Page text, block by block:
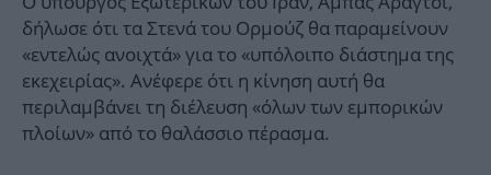
δήλωσε ότι τα Στενά του Ορμούζ θα παραμείνουν
«εντελώς ανοιχτά» για το «υπόλοιπο διάστημα της
εκεχειρίας». Ανέφερε ότι η κίνηση αυτή θα
περιλαμβάνει τη διέλευση «όλων των εμπορικών
πλοίων» από το θαλάσσιο πέρασμα.